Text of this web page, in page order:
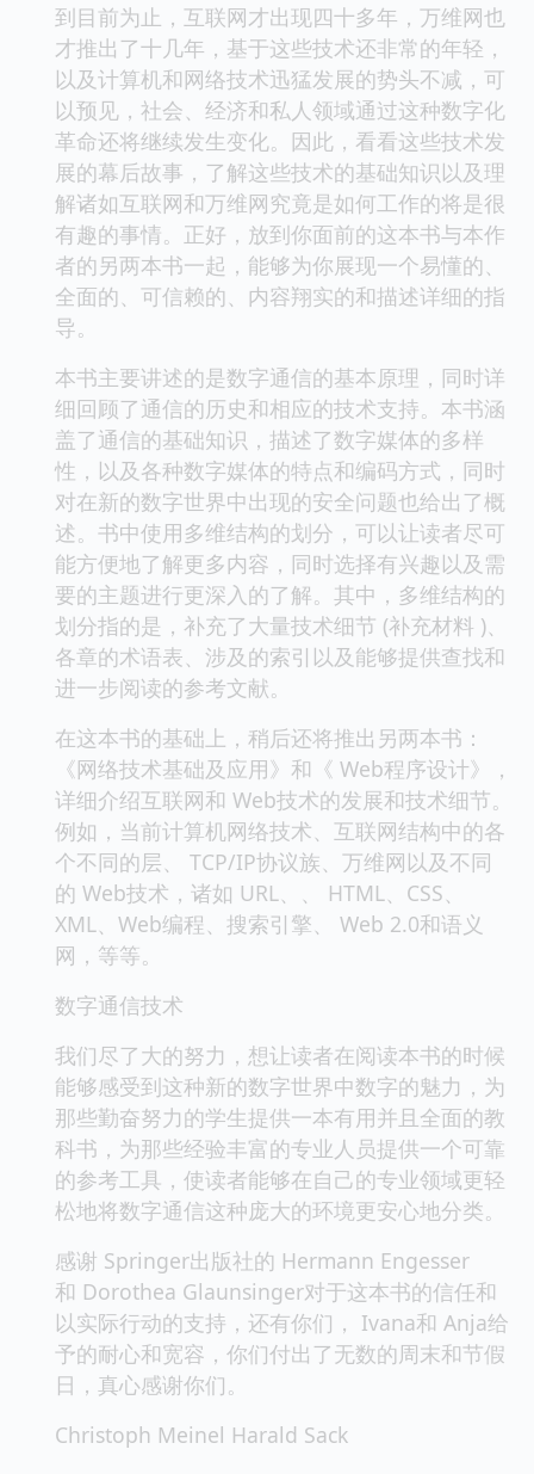
到目前为止，互联网才出现四十多年，万维网也
才推出了十几年，基于这些技术还非常的年轻，
以及计算机和网络技术迅猛发展的势头不减，可
以预见，社会、经济和私人领域通过这种数字化
革命还将继续发生变化。因此，看看这些技术发
展的幕后故事，了解这些技术的基础知识以及理
解诸如互联网和万维网究竟是如何工作的将是很
有趣的事情。正好，放到你面前的这本书与本作
者的另两本书一起，能够为你展现一个易懂的、
全面的、可信赖的、内容翔实的和描述详细的指
导。
本书主要讲述的是数字通信的基本原理，同时详
细回顾了通信的历史和相应的技术支持。本书涵
盖了通信的基础知识，描述了数字媒体的多样
性，以及各种数字媒体的特点和编码方式，同时
对在新的数字世界中出现的安全问题也给出了概
述。书中使用多维结构的划分，可以让读者尽可
能方便地了解更多内容，同时选择有兴趣以及需
要的主题进行更深入的了解。其中，多维结构的
划分指的是，补充了大量技术细节 (补充材料 )、
各章的术语表、涉及的索引以及能够提供查找和
进一步阅读的参考文献。
在这本书的基础上，稍后还将推出另两本书：
《网络技术基础及应用》和《 Web程序设计》，
详细介绍互联网和 Web技术的发展和技术细节。
例如，当前计算机网络技术、互联网结构中的各
个不同的层、 TCP/IP协议族、万维网以及不同
的 Web技术，诸如 URL、、 HTML、CSS、
XML、Web编程、搜索引擎、 Web 2.0和语义
网，等等。
数字通信技术
我们尽了大的努力，想让读者在阅读本书的时候
能够感受到这种新的数字世界中数字的魅力，为
那些勤奋努力的学生提供一本有用并且全面的教
科书，为那些经验丰富的专业人员提供一个可靠
的参考工具，使读者能够在自己的专业领域更轻
松地将数字通信这种庞大的环境更安心地分类。
感谢 Springer出版社的 Hermann Engesser
和 Dorothea Glaunsinger对于这本书的信任和
以实际行动的支持，还有你们， Ivana和 Anja给
予的耐心和宽容，你们付出了无数的周末和节假
日，真心感谢你们。
Christoph Meinel Harald Sack